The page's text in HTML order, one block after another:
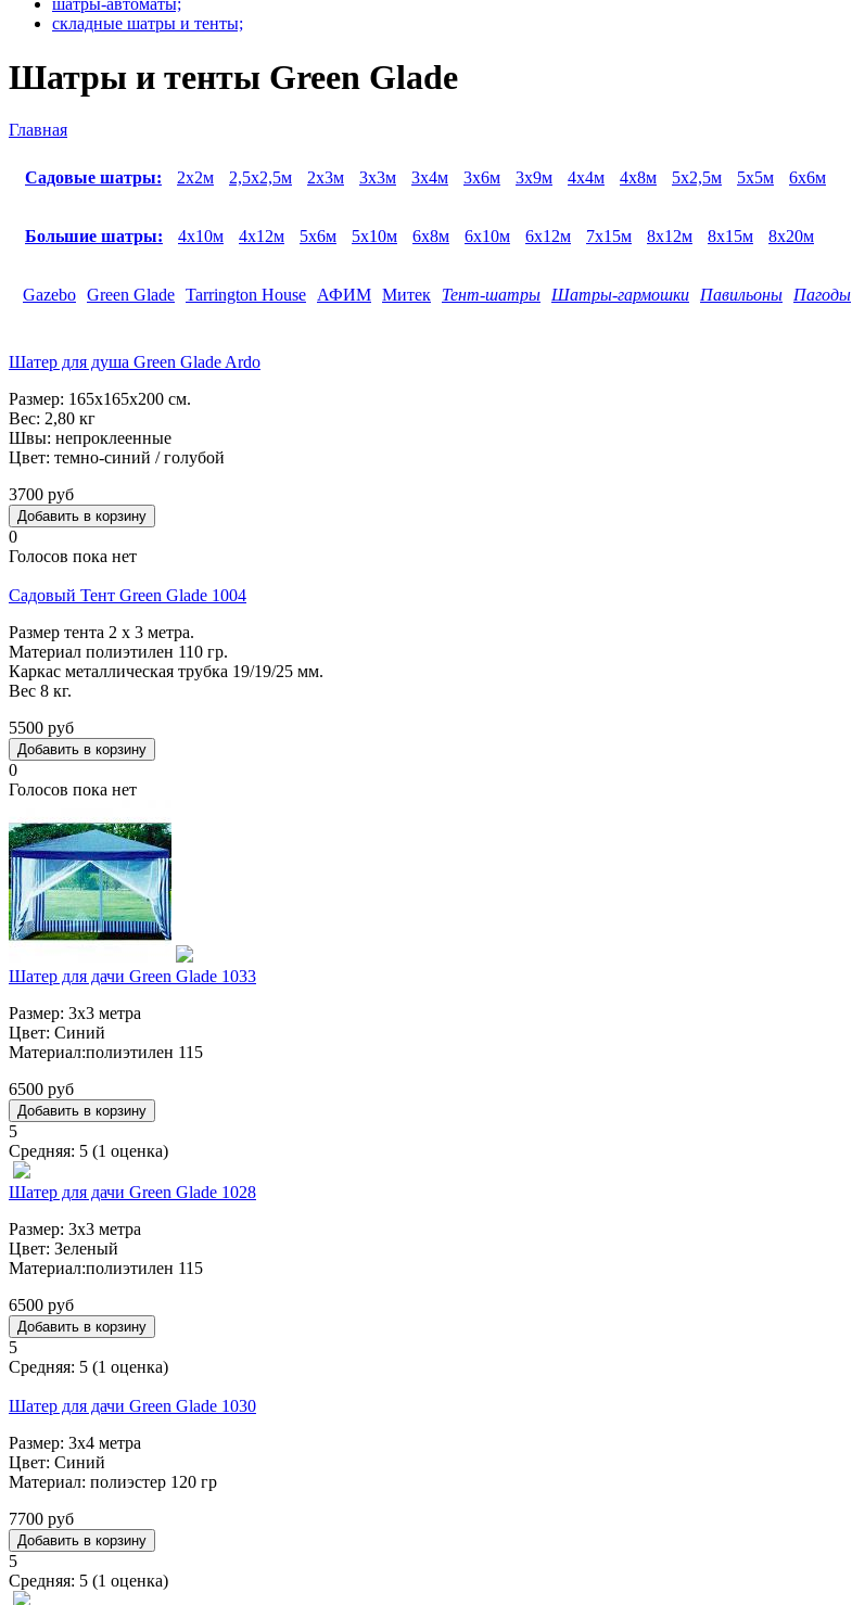
шатры-автоматы;
складные шатры и тенты;
Шатры и тенты Green Glade
Главная
Садовые шатры: 2х2м 2,5х2,5м 2х3м 3х3м 3х4м 3х6м 3х9м 4х4м 4х8м 5х2,5м 5х5м 6х6м
Большие шатры: 4x10м 4x12м 5x6м 5x10м 6x8м 6x10м 6x12м 7x15м 8x12м 8x15м 8x20м
Gazebo Green Glade Tarrington House АФИМ Митек Тент-шатры Шатры-гармошки Павильоны Пагоды
Шатер для душа Green Glade Ardo
Размер: 165х165х200 см.
Вес: 2,80 кг
Швы: непроклеенные
Цвет: темно-синий / голубой
3700 руб
0
Голосов пока нет
Садовый Тент Green Glade 1004
Размер тента 2 х 3 метра.
Материал полиэтилен 110 гр.
Каркас металлическая трубка 19/19/25 мм.
Вес 8 кг.
5500 руб
0
Голосов пока нет
Шатер для дачи Green Glade 1033
Размер: 3х3 метра
Цвет: Синий
Материал:полиэтилен 115
6500 руб
5
Средняя: 5 (1 оценка)
Шатер для дачи Green Glade 1028
Размер: 3х3 метра
Цвет: Зеленый
Материал:полиэтилен 115
6500 руб
5
Средняя: 5 (1 оценка)
Шатер для дачи Green Glade 1030
Размер: 3х4 метра
Цвет: Синий
Материал: полиэстер 120 гр
7700 руб
5
Средняя: 5 (1 оценка)